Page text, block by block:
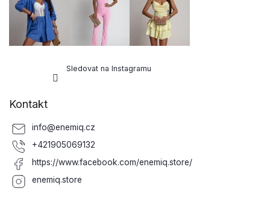
Sledovat na Instagramu
Kontakt
info@enemiq.cz
+421905069132
https://www.facebook.com/enemiq.store/
enemiq.store